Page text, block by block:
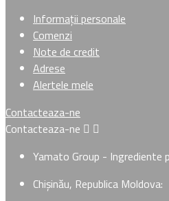
Informații personale
Comenzi
Note de credit
Adrese
Alertele mele
Contacteaza-ne
Contacteaza-ne  
Yamato Group - Ingrediente
Chișinău, Republica Moldova: